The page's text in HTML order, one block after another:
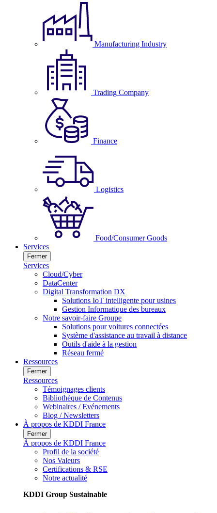
Manufacturing Industry
Trading Company
Finance
Logistics
Food/Consumer Goods
Services
Fermer
Services
Cloud/Cyber
DataCenter
Digital Transformation DX
Solutions IoT intelligente pour usines
Gestion Informatique des bureaux
Notre savoir-faire Groupe
Solutions pour voitures connectées
Système d'assistance au travail à distance
Outils d'aide à la gestion
Réseau fermé
Ressources
Fermer
Ressources
Témoignages clients
Bibliothèque de Contenus
Webinaires / Evénements
Blog / Newsletters
À propos de KDDI France
Fermer
À propos de KDDI France
Profil de la société
Nos Valeurs
Certifications & RSE
Notre actualité
KDDI Group Sustainable